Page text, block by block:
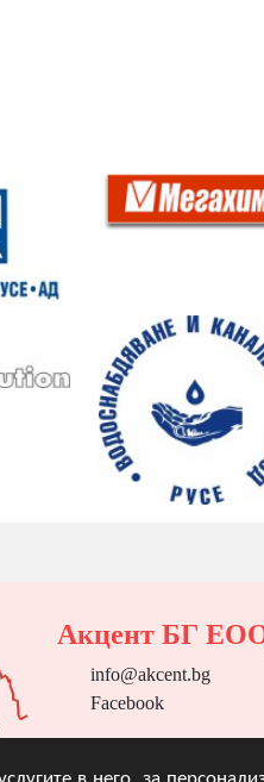
в него, за
Акцент БГ
info@akcent.bg
Facebook